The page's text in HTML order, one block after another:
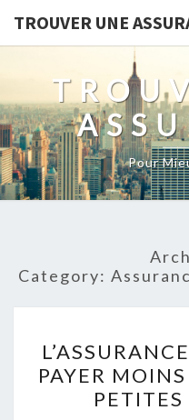
TROUVER UNE
Pour
Category:
PAYER